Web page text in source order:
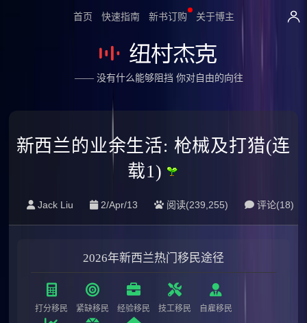
首页 快速指南 新书订购 关于博主
—— 没有什么能够阻挡 你对自由的向往
新西兰的业余生活: 枪械及打猎(连
载1)
Jack Liu 2/Apr/13 阅读(239,255) 评论(18)
2026年新西兰热门移民途径
打分移民 紧缺移民 经验移民 技工移民 自雇移民